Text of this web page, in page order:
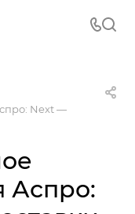
Next —
Аспро: